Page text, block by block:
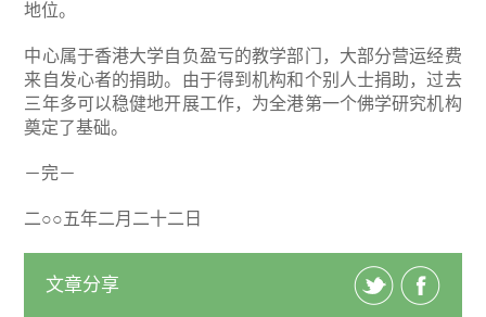
地位。
中心属于香港大学自负盈亏的教学部门，大部分营运经费
来自发心者的捐助。由于得到机构和个别人士捐助，过去
三年多可以稳健地开展工作，为全港第一个佛学研究机构
奠定了基础。
－完－
二○○五年二月二十二日
文章分享